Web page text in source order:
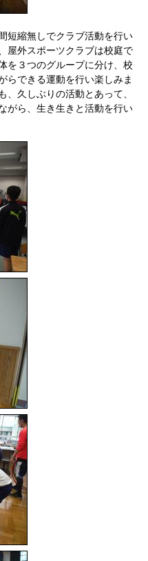
短縮無しでクラブ活動を行い
屋外スポーツクラブは校庭で
を３つのグループに分け、校
らできる運動を行い楽しみま
、久しぶりの活動とあって、
がら、生き生きと活動を行い